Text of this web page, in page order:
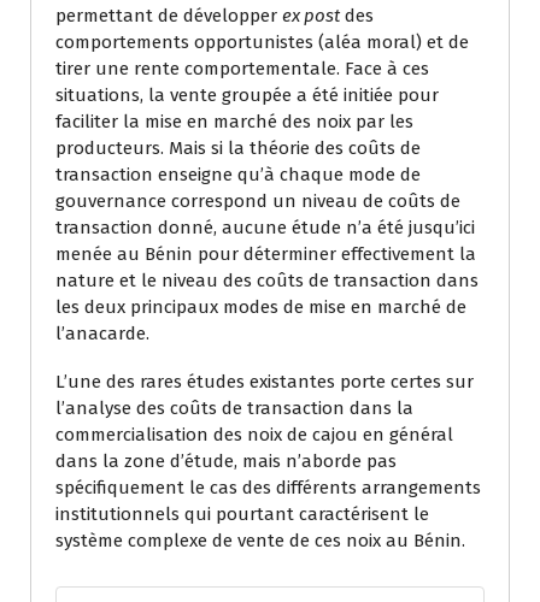
permettant de développer ex postdes
comportements opportunistes (aléa moral) et de
tirer une rente comportementale. Face à ces
situations, la vente groupée a été initiée pour
faciliter la mise en marché des noix par les
producteurs. Mais si la théorie des coûts de
transaction enseigne qu’à chaque mode de
gouvernance correspond un niveau de coûts de
transaction donné, aucune étude n’a été jusqu’ici
menée au Bénin pour déterminer effectivement la
nature et le niveau des coûts de transaction dans
les deux principaux modes de mise en marché de
l’anacarde.
L’une des rares études existantes porte certes sur
l’analyse des coûts de transaction dans la
commercialisation des noix de cajou en général
dans la zone d’étude, mais n’aborde pas
spécifiquement le cas des différents arrangements
institutionnels qui pourtant caractérisent le
système complexe de vente de ces noix au Bénin.